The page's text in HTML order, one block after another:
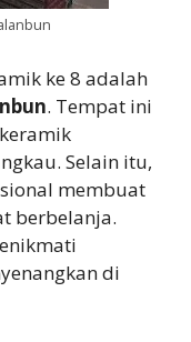
ke 8 adalah
. Tempat ini
Selain itu,
membuat
berbelanja.
di